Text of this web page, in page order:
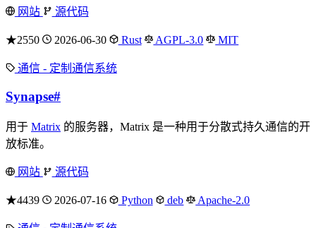
网站 源代码
★2550 2026-06-30 Rust AGPL-3.0 MIT
通信 - 定制通信系统
Synapse#
用于 Matrix 的服务器，Matrix 是一种用于分散式持久通信的开
放标准。
网站 源代码
★4439 2026-07-16 Python deb Apache-2.0